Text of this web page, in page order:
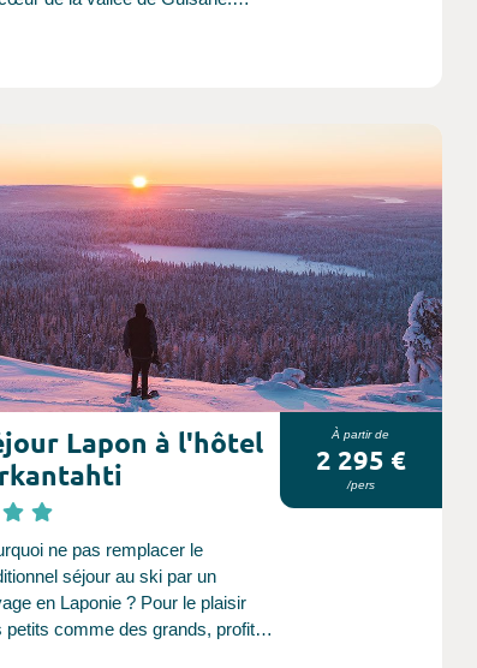
de vivre dans un magnifique
alpin. Club Marmara,
club en toute convivialité !
À partir de
2 295 €
/pers
Lapon à l'hôtel
ne pas remplacer le
séjour au ski par un
en Laponie ? Pour le plaisir
petits comme des grands, profitez